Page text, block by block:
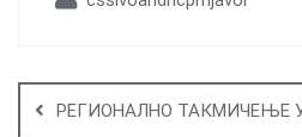
navigation
РЕГИОНАЛНО ТАКМИЧЕЊЕ